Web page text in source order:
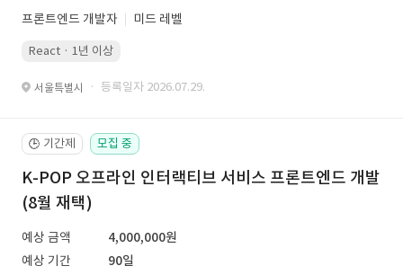
프론트엔드 개발자 미드 레벨
React · 1년 이상
서울특별시 · 등록일자 2026.07.29.
🕒 기간제 모집 중
K-POP 오프라인 인터랙티브 서비스 프론트엔드 개발
(8월 재택)
예상 금액
4,000,000원
예상 기간
90일